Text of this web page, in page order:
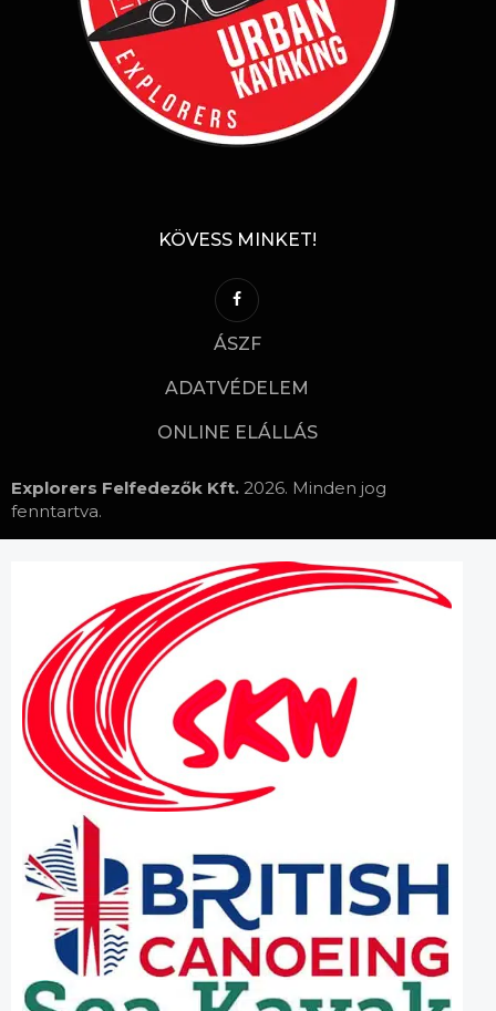
KÖVESS MINKET!
ÁSZF
ADATVÉDELEM
ONLINE ELÁLLÁS
Explorers Felfedezők Kft. 2026. Minden jog
fenntartva.